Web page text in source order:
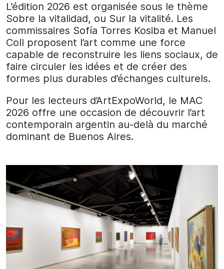
L’édition 2026 est organisée sous le thème
Sobre la vitalidad, ou Sur la vitalité. Les
commissaires Sofía Torres Kosiba et Manuel
Coll proposent l’art comme une force
capable de reconstruire les liens sociaux, de
faire circuler les idées et de créer des
formes plus durables d’échanges culturels.
Pour les lecteurs d’ArtExpoWorld, le MAC
2026 offre une occasion de découvrir l’art
contemporain argentin au-delà du marché
dominant de Buenos Aires.